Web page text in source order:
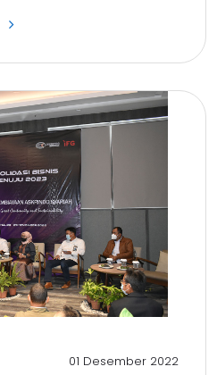
01 Desember 2022